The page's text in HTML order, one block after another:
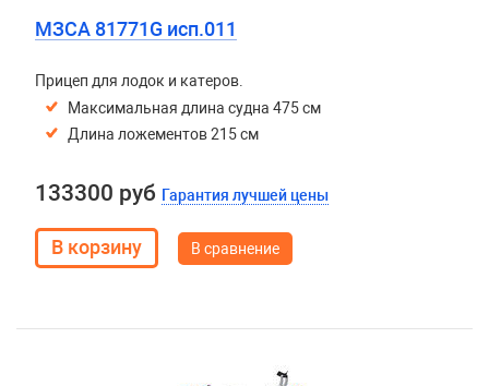
МЗСА 81771G исп.011
Прицеп для лодок и катеров.
Максимальная длина судна 475 см
Длина ложементов 215 см
133300 руб Гарантия лучшей цены
В сравнение